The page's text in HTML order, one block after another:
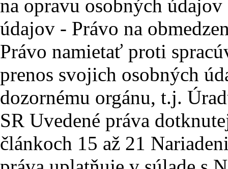
na opravu osobných
údajov - Právo na
Právo namietať proti
prenos svojich osobných
dozornému orgánu, t.j.
SR Uvedené práva
článkoch 15 až 21